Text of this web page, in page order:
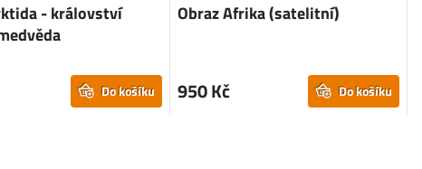
- království
Do košíku
Obraz Afrika (satelitní)
950 Kč Do košíku